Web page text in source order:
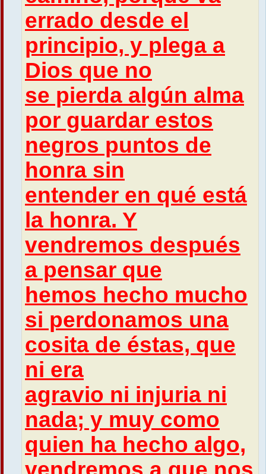
errado desde el
principio, y plega a
Dios que no
se pierda algún alma
por guardar estos
negros puntos de
honra sin
entender en qué está
la honra. Y
vendremos después
a pensar que
hemos hecho mucho
si perdonamos una
cosita de éstas, que
ni era
agravio ni injuria ni
nada; y muy como
quien ha hecho algo,